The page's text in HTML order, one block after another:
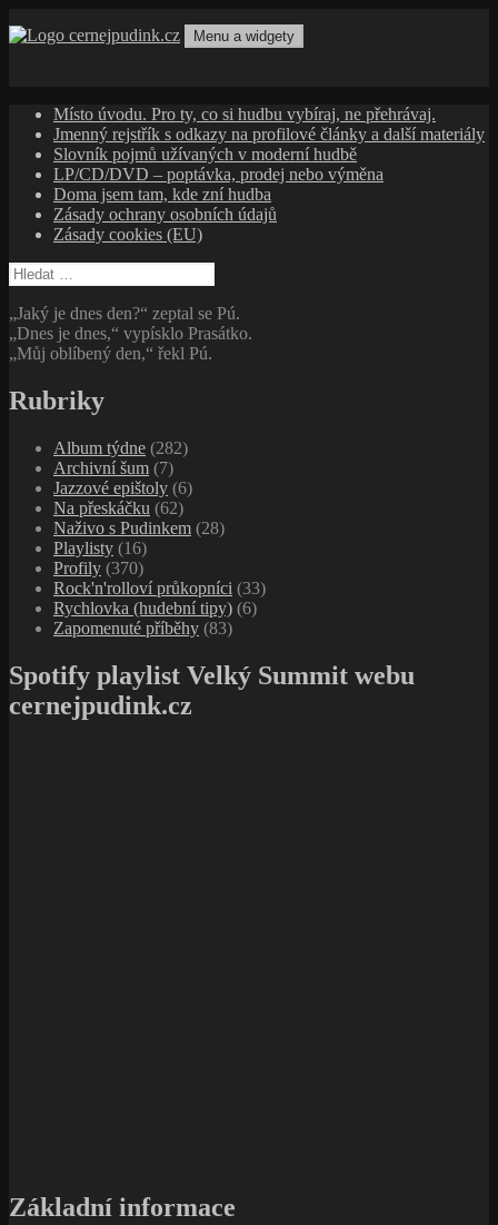
k
Menu a widgety
Místo úvodu. Pro ty, co si hudbu vybíraj, ne přehrávaj.
Jmenný rejstřík s odkazy na profilové články a další materiály
Slovník pojmů užívaných v moderní hudbě
LP/CD/DVD – poptávka, prodej nebo výměna
Doma jsem tam, kde zní hudba
Zásady ochrany osobních údajů
Zásady cookies (EU)
Vyhledávání
„Jaký je dnes den?“ zeptal se Pú.
„Dnes je dnes,“ vypísklo Prasátko.
„Můj oblíbený den,“ řekl Pú.
Rubriky
Album týdne (282)
Archivní šum (7)
Jazzové epištoly (6)
Na přeskáčku (62)
Naživo s Pudinkem (28)
Playlisty (16)
Profily (370)
Rock'n'rolloví průkopníci (33)
Rychlovka (hudební tipy) (6)
Zapomenuté příběhy (83)
Spotify playlist Velký Summit webu
cernejpudink.cz
Základní informace